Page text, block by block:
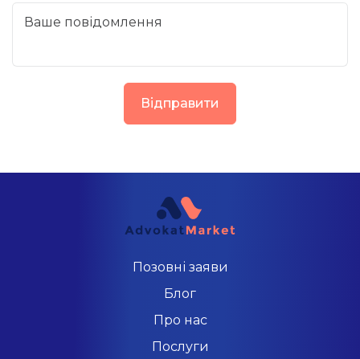
Ваше повідомлення
Відправити
Позовні заяви
Блог
Про нас
Послуги